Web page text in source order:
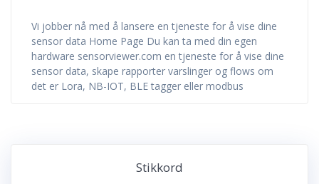
Vi jobber nå med å lansere en tjeneste for å vise dine
sensor data Home Page Du kan ta med din egen
hardware sensorviewer.com en tjeneste for å vise dine
sensor data, skape rapporter varslinger og flows om
det er Lora, NB-IOT, BLE tagger eller modbus
Stikkord